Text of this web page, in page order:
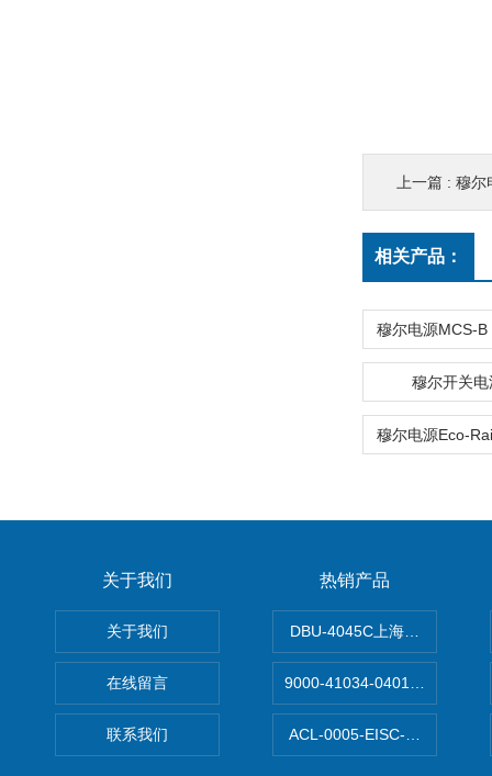
上一篇 : 穆尔
相关产品：
穆尔开关
关于我们
关于我们
在线留言
联系我们
热销产品
DBU-4045C上海鹰峰制动单
9000-41034-0401000穆尔
ACL-0005-EISC-E2M8C上海